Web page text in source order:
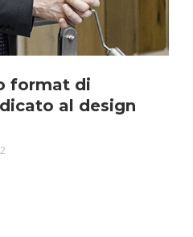
format di
al design